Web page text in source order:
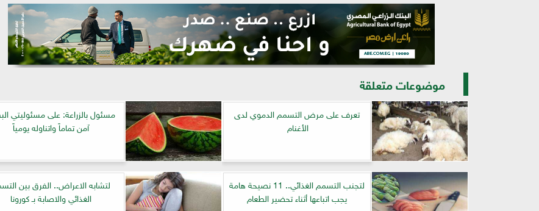
موضوعات متعلقة
تعرف على مرض التسمم الدموي لدى
الأغنام
مسئول بالزراعة: على مسئوليتي
آمن تماماً واتناوله يومياً
لتجنب التسمم الغذائي.. 11 نصيحة هامة
يجب اتباعها أثناء تحضير الطعام
لتشابه الاعراض.. الفرق بين
الغذائي والاصابة بـ كورونا